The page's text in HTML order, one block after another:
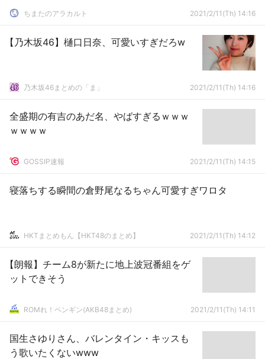
ちまたのアラカルト 2021/2/11(Th) 14:16
【乃木坂46】樋口日奈、可愛いすぎだろw
乃木坂46まとめの「ま」 2021/2/11(Th) 14:16
全盛期の有吉のあだ名、やばすぎるｗｗｗ
ｗｗｗｗ
GOSSIP速報 2021/2/11(Th) 14:15
寝落ちする瞬間の倉野尾なるちゃん可愛すぎワロタ
HKTまとめもん【HKT48のまとめ】 2021/2/11(Th) 14:12
【朗報】チーム8が新たに地上波冠番組をゲ
ットできそう
ROMれ！ペンギン(AKB48まとめ) 2021/2/11(Th) 14:11
国生さゆりさん、バレンタイン・キッスも
う歌いたくないwww